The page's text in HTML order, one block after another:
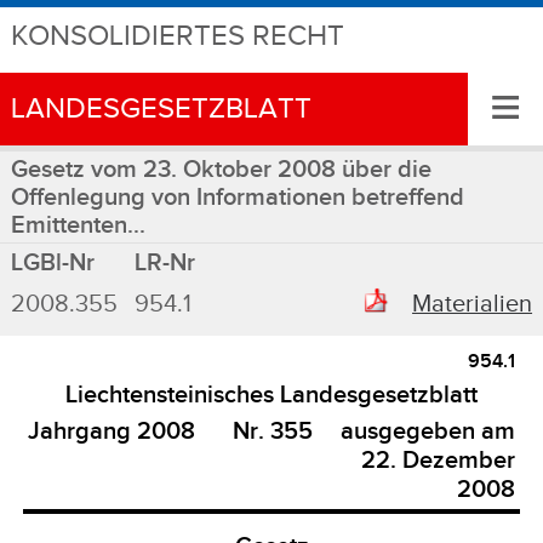
KONSOLIDIERTES RECHT
LANDESGESETZBLATT ≡
Gesetz vom 23. Oktober 2008 über die
Offenlegung von Informationen betreffend
Emittenten...
LGBl-Nr
LR-Nr
2008.355
954.1 Materialien